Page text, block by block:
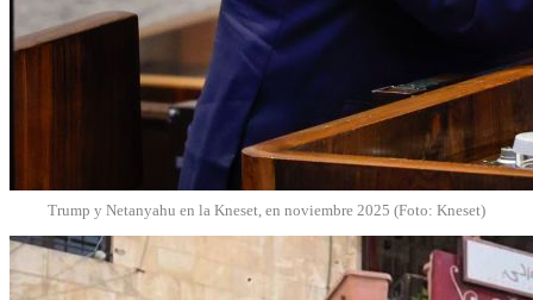
Trump y Netanyahu en la Kneset, en noviembre 2025 (Foto: Kneset)